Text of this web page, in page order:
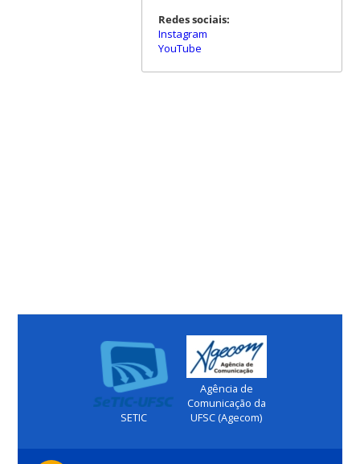
Redes sociais:
Instagram
YouTube
SETIC
Agência de
Comunicação da
UFSC (Agecom)